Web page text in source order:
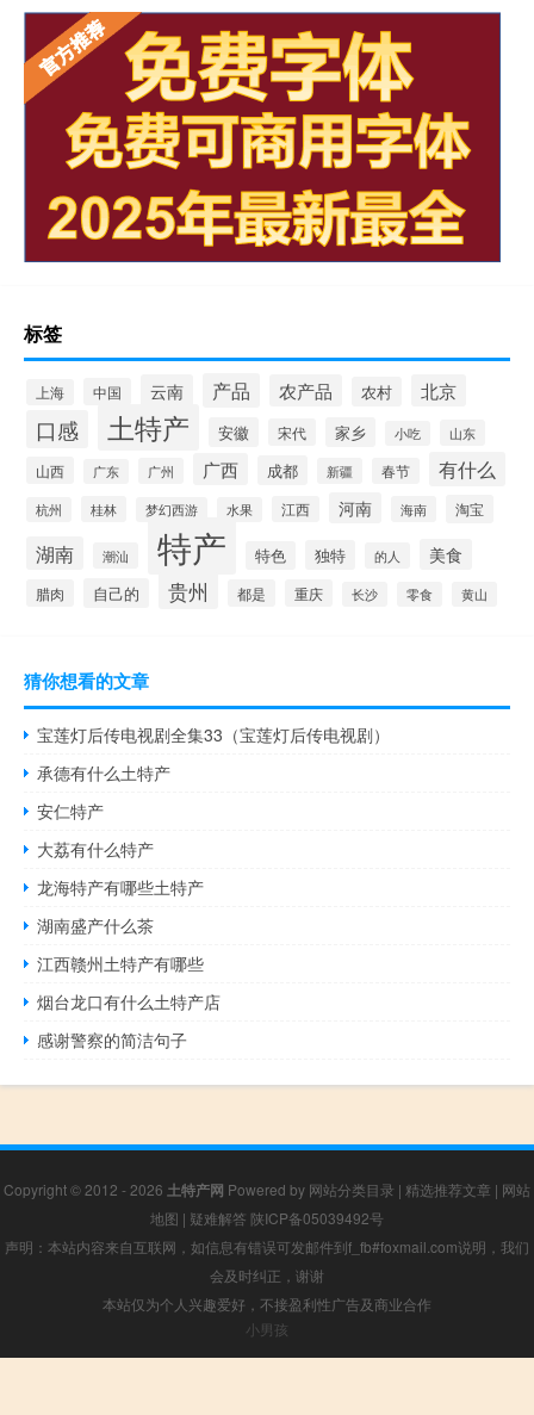
标签
上海 中国 云南 产品 农产品 农村 北京
口感 土特产 安徽 宋代 家乡 小吃 山东
山西 广东 广州 广西 成都 新疆 春节 有什么
杭州 桂林 梦幻西游 水果 江西 河南 海南 淘宝
湖南 潮汕 特产 特色 独特 的人 美食
腊肉 自己的 贵州 都是 重庆 长沙 零食 黄山
猜你想看的文章
宝莲灯后传电视剧全集33（宝莲灯后传电视剧）
承德有什么土特产
安仁特产
大荔有什么特产
龙海特产有哪些土特产
湖南盛产什么茶
江西赣州土特产有哪些
烟台龙口有什么土特产店
感谢警察的简洁句子
Copyright © 2012 - 2026 土特产网 Powered by 网站分类目录 | 精选推荐文章 | 网站
地图 | 疑难解答 陕ICP备05039492号
声明：本站内容来自互联网，如信息有错误可发邮件到f_fb#foxmail.com说明，我们
会及时纠正，谢谢
本站仅为个人兴趣爱好，不接盈利性广告及商业合作
小男孩